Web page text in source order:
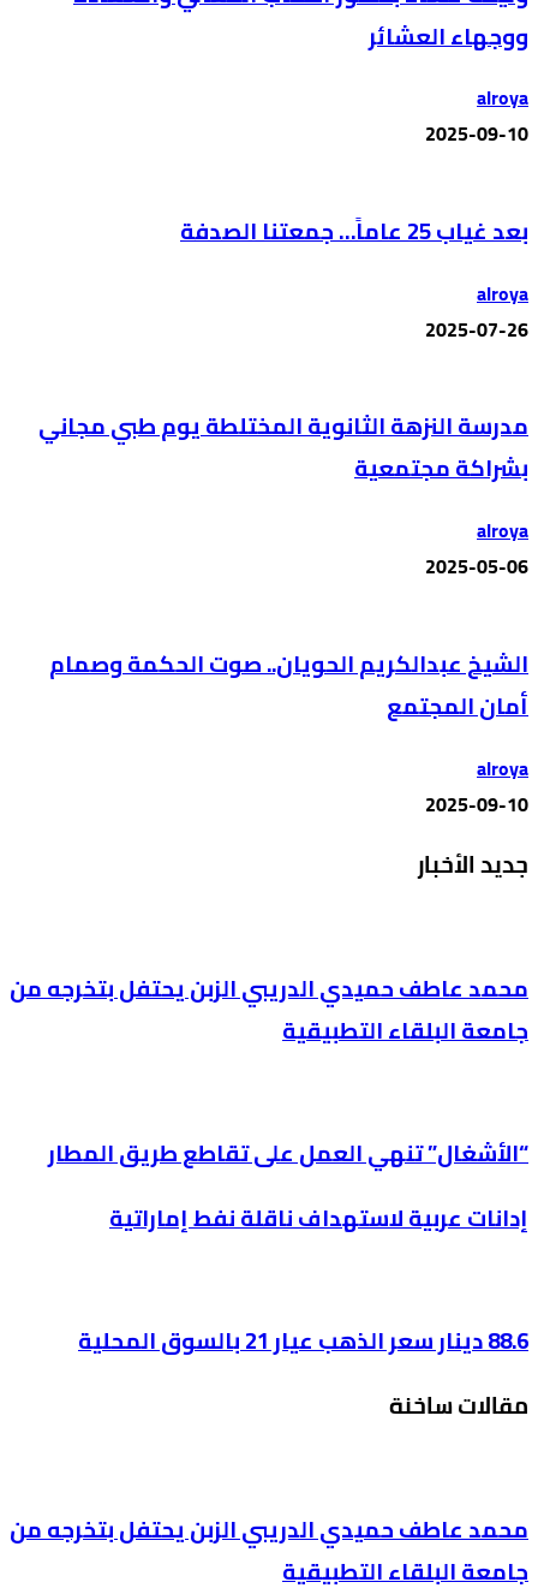
ووجهاء العشائر
alroya
2025-09-10
بعد غياب 25 عاماً… جمعتنا الصدفة
alroya
2025-07-26
مدرسة النزهة الثانوية المختلطة يوم طبي مجاني
بشراكة مجتمعية
alroya
2025-05-06
الشيخ عبدالكريم الحويان.. صوت الحكمة وصمام
أمان المجتمع
alroya
2025-09-10
جديد الأخبار
محمد عاطف حميدي الدريبي الزبن يحتفل بتخرجه من
جامعة البلقاء التطبيقية
“الأشغال” تنهي العمل على تقاطع طريق المطار
إدانات عربية لاستهداف ناقلة نفط إماراتية
88.6 دينار سعر الذهب عيار 21 بالسوق المحلية
مقالات ساخنة
محمد عاطف حميدي الدريبي الزبن يحتفل بتخرجه من
جامعة البلقاء التطبيقية